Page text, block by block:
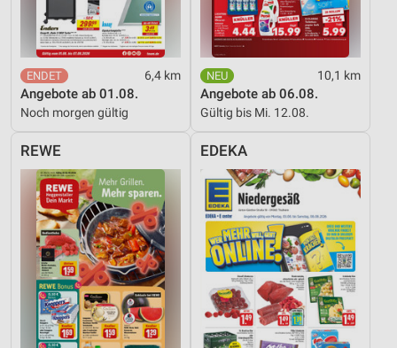
6,4 km
Angebote ab 01.08.
Noch morgen gültig
10,1 km
Angebote ab 06.08.
Gültig bis Mi. 12.08.
REWE EDEKA
Messung der Werbeleistung
Messung der Performance von Inhalten
Analyse von Zielgruppen durch Statistiken oder
Kombinationen von Daten aus verschiedenen
Entwicklung und Verbesserung der Angebote
Verwendung reduzierter Daten zur Auswahl von
Inhalten
IAB-Besonderheiten:
Verwendung genauer Standortdaten
Geräte anhand von aktiv angeforderten
Informationen identifizieren